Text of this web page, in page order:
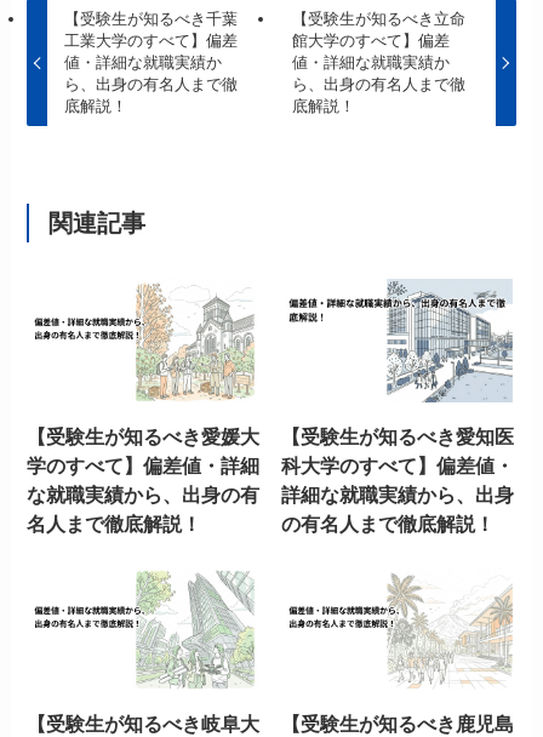
【受験生が知るべき千葉
工業大学のすべて】偏差
値・詳細な就職実績か
ら、出身の有名人まで徹
底解説！
【受験生が知るべき立命
館大学のすべて】偏差
値・詳細な就職実績か
ら、出身の有名人まで徹
底解説！
関連記事
【受験生が知るべき愛媛大
学のすべて】偏差値・詳細
な就職実績から、出身の有
名人まで徹底解説！
【受験生が知るべき愛知医
科大学のすべて】偏差値・
詳細な就職実績から、出身
の有名人まで徹底解説！
【受験生が知るべき岐阜大
【受験生が知るべき鹿児島